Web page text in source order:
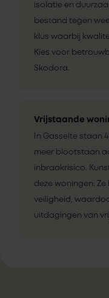
isolatie en
bestand tegen
klus waarbij
Kies voor
Skodora.
Vrijstaande
In Gasselte staan
meer blootstaan
inbraakrisico.
deze woningen.
veiligheid,
uitdagingen van